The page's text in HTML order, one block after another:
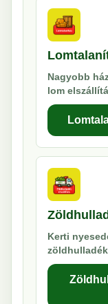
Nagyobb
lom
Kerti